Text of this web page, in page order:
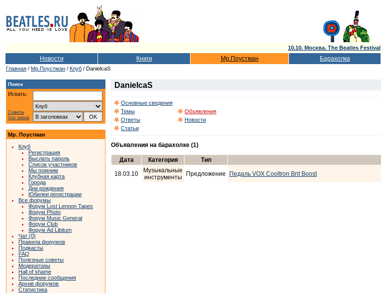
10.10. Москва. The Beatles Festival
Новости Книги Мр.Поустман Барахолка
Главная / Мр.Поустман / Клуб / DanielcaS
Поиск
Искать:
Советы
Vox populi
Мр. Поустман
Клуб
Регистрация
Выслать пароль
Список участников
Мы помним
Клубная карта
Города
Дни рождения
Юбилеи регистрации
Все форумы
Форум Lost Lennon Tapes
Форум Photo
Форум Music General
Форум Club
Форум Ad Libitum
Чат (0)
Правила форумов
Подкасты
FAQ
Полезные советы
Модераторы
Hall of shame
Последние сообщения
Архив форумов
Статистика
DanielcaS
Основные сведения
Темы
Ответы
Статьи
Объявления
Новости
Объявления на барахолке (1)
Дата Категория Тип
18.03.10
Музыкальные
инструменты
Предложение Педаль VOX Cooltron Brit Boost